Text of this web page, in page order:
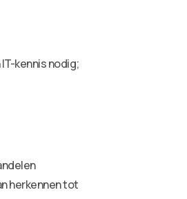
kennis nodig;
herkennen tot